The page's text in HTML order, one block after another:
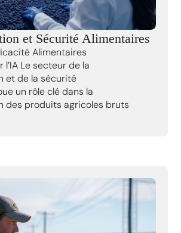
et Sécurité Alimentaires
Alimentaires
l’IA Le secteur de la
et de la sécurité
un rôle clé dans la
des produits agricoles bruts